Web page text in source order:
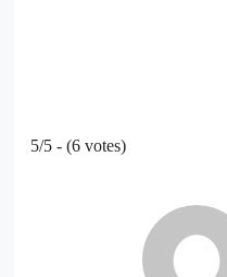
5/5 - (6 votes)